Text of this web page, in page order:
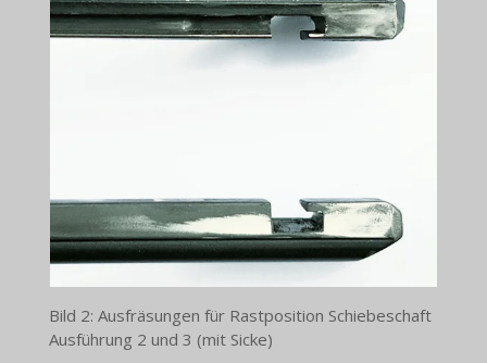
Bild 2: Ausfräsungen für Rastposition Schiebeschaft
Ausführung 2 und 3 (mit Sicke)